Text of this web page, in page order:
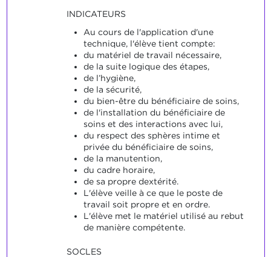
INDICATEURS
Au cours de l'application d'une
technique, l'élève tient compte:
du matériel de travail nécessaire,
de la suite logique des étapes,
de l’hygiène,
de la sécurité,
du bien-être du bénéficiaire de soins,
de l'installation du bénéficiaire de
soins et des interactions avec lui,
du respect des sphères intime et
privée du bénéficiaire de soins,
de la manutention,
du cadre horaire,
de sa propre dextérité.
L'élève veille à ce que le poste de
travail soit propre et en ordre.
L'élève met le matériel utilisé au rebut
de manière compétente.
SOCLES